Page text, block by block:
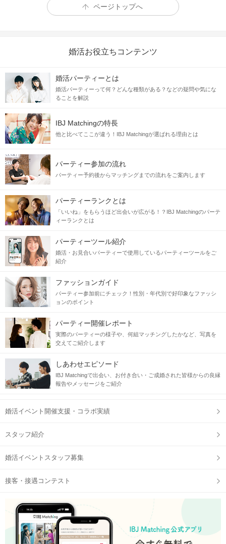
ページトップへ
婚活お役立ちコンテンツ
婚活パーティーとは
婚活パーティーって何？どんな種類がある？などの疑問や気にな
ることを解説
IBJ Matchingの特長
他と比べてここが違う！IBJ Matchingが選ばれる理由とは
パーティー参加の流れ
パーティー予約後からマッチングまでの流れをご案内します
パーティーランクとは
「いいね」をもらうほど出会いが広がる！？IBJ Matchingのパーテ
ィーランクとは
パーティーツール紹介
婚活・お見合いパーティーで使用しているパーティーツールをご
紹介
ファッションガイド
パーティー参加前にチェック！性別・年代別で好印象なファッシ
ョンのポイント
パーティー開催レポート
実際のパーティーの様子や、何組マッチングしたかなど、写真を
交えてご紹介します
しあわせエピソード
IBJ Matchingで出会い、お付き合い・ご成婚された皆様からの良縁
報告やメッセージをご紹介
婚活イベント開催支援・コラボ実績
スタッフ紹介
婚活イベントスタッフ募集
接客・接遇コンテスト